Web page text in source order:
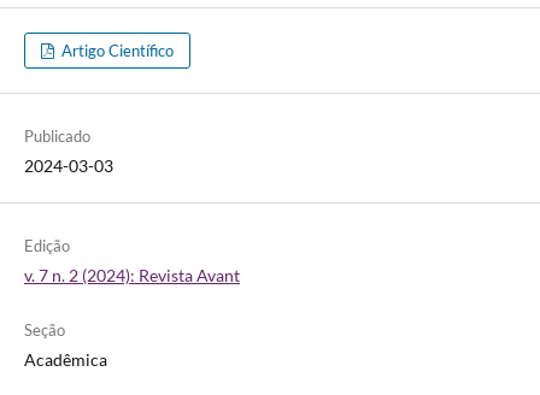
Artigo Científico
Publicado
2024-03-03
Edição
v. 7 n. 2 (2024): Revista Avant
Seção
Acadêmica